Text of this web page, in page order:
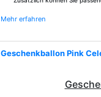
Mehr erfahren
Geschenkballon Pink